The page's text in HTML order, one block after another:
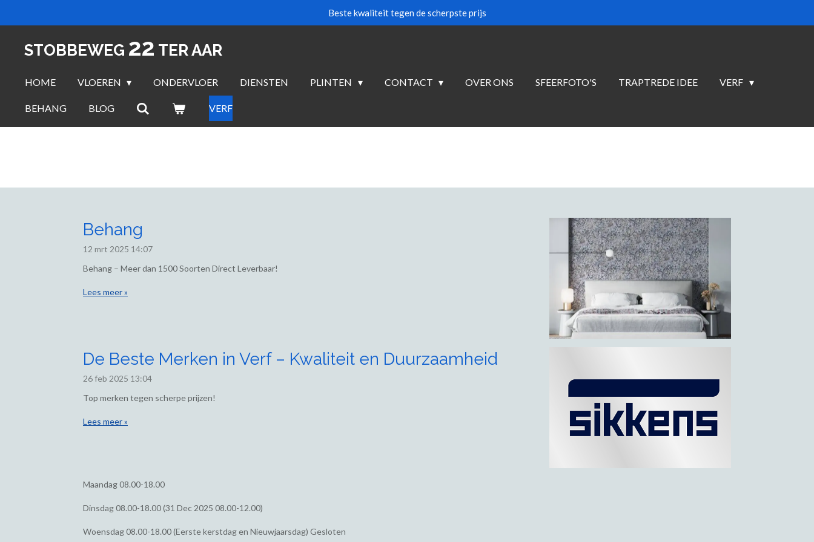
hoofdinhoud
Beste kwaliteit tegen de scherpste prijs
STOBBEWEG 22 TER AAR
HOME VLOEREN ONDERVLOER DIENSTEN PLINTEN CONTACT OVER ONS SFEERFOTO'S TRAPTREDE IDEE VERF
BEHANG BLOG VERF
Behang
12 mrt 2025 14:07
Behang – Meer dan 1500 Soorten Direct Leverbaar!
Lees meer »
De Beste Merken in Verf – Kwaliteit en Duurzaamheid
26 feb 2025 13:04
Top merken tegen scherpe prijzen!
Lees meer »
Maandag08.00-18.00
Dinsdag08.00-18.00 (31 Dec 2025 08.00-12.00)
Woensdag08.00-18.00 (Eerste kerstdag en Nieuwjaarsdag) Gesloten